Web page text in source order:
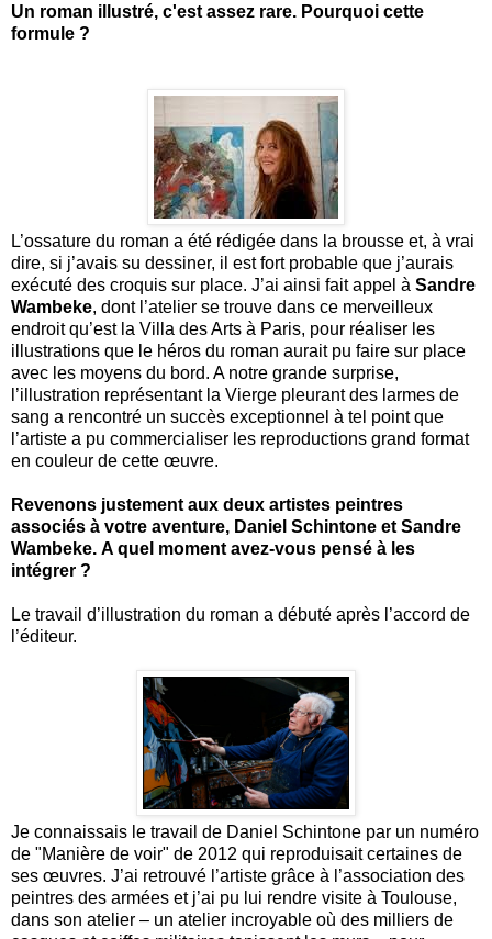
Un roman illustré, c'est assez rare. Pourquoi cette
formule ?
L’ossature du roman a été rédigée dans la brousse et, à vrai
dire, si j’avais su dessiner, il est fort probable que j’aurais
exécuté des croquis sur place. J’ai ainsi fait appel à Sandre
Wambeke, dont l’atelier se trouve dans ce merveilleux
endroit qu’est la Villa des Arts à Paris, pour réaliser les
illustrations que le héros du roman aurait pu faire sur place
avec les moyens du bord. A notre grande surprise,
l’illustration représentant la Vierge pleurant des larmes de
sang a rencontré un succès exceptionnel à tel point que
l’artiste a pu commercialiser les reproductions grand format
en couleur de cette œuvre.
Revenons justement aux deux artistes peintres
associés à votre aventure, Daniel Schintone et Sandre
Wambeke. A quel moment avez-vous pensé à les
intégrer ?
Le travail d’illustration du roman a débuté après l’accord de
l’éditeur.
Je connaissais le travail de Daniel Schintone par un numéro
de "Manière de voir" de 2012 qui reproduisait certaines de
ses œuvres. J’ai retrouvé l’artiste grâce à l’association des
peintres des armées et j’ai pu lui rendre visite à Toulouse,
dans son atelier – un atelier incroyable où des milliers de